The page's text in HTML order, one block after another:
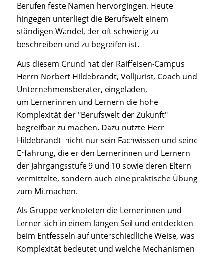
Berufen feste Namen hervorgingen. Heute
hingegen unterliegt die Berufswelt einem
ständigen Wandel, der oft schwierig zu
beschreiben und zu begreifen ist.
Aus diesem Grund hat der Raiffeisen-Campus
Herrn Norbert Hildebrandt, Volljurist, Coach und
Unternehmensberater, eingeladen,
um Lernerinnen und Lernern die hohe
Komplexität der "Berufswelt der Zukunft"
begreifbar zu machen. Dazu nutzte Herr
Hildebrandt nicht nur sein Fachwissen und seine
Erfahrung, die er den Lernerinnen und Lernern
der Jahrgangsstufe 9 und 10 sowie deren Eltern
vermittelte, sondern auch eine praktische Übung
zum Mitmachen.
Als Gruppe verknoteten die Lernerinnen und
Lerner sich in einem langen Seil und entdeckten
beim Entfesseln auf unterschiedliche Weise, was
Komplexität bedeutet und welche Mechanismen